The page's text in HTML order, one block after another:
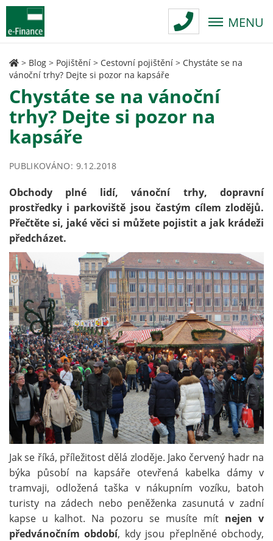
MENU
> Blog > Pojištění > Cestovní pojištění > Chystáte se na
vánoční trhy? Dejte si pozor na kapsáře
Chystáte se na vánoční
trhy? Dejte si pozor na
kapsáře
PUBLIKOVÁNO: 9.12.2018
Obchody plné lidí, vánoční trhy, dopravní
prostředky i parkoviště jsou častým cílem zlodějů.
Přečtěte si, jaké věci si můžete pojistit a jak krádeži
předcházet.
Jak se říká, příležitost dělá zloděje. Jako červený hadr na
býka působí na kapsáře otevřená kabelka dámy v
tramvaji, odložená taška v nákupním vozíku, batoh
turisty na zádech nebo peněženka zasunutá v zadní
kapse u kalhot. Na pozoru se musíte mít nejen v
předvánočním období, kdy jsou přeplněné obchody,